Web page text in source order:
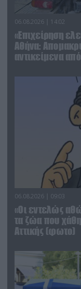
06.08.2026 | 14:02
«Επιχείρηση
Αθήνα:
αντικείμενα
06.08.2026 | 09:03
«Οι εντελώς
τα ζώα που
Αττικής (φωτο)